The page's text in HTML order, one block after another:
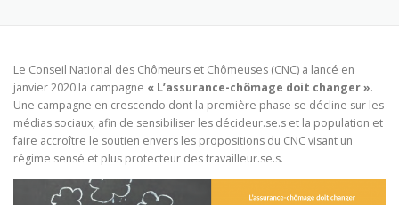
INFOLETTRE FAIRE UN DON CONTACT
Le Conseil National des Chômeurs et Chômeuses (CNC) a lancé en
janvier 2020 la campagne « L’assurance-chômage doit changer ».
Une campagne en crescendo dont la première phase se décline sur les
médias sociaux, afin de sensibiliser les décideur.se.s et la population et
faire accroître le soutien envers les propositions du CNC visant un
régime sensé et plus protecteur des travailleur.se.s.